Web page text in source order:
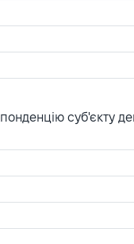
суб'єкту